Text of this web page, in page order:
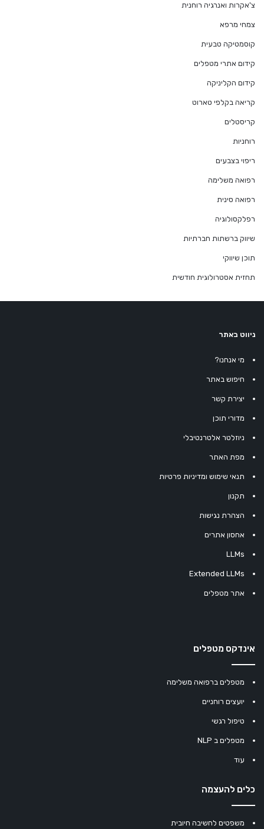
צ'אקרות ואנרגיה רוחנית
צמחי מרפא
קוסמטיקה טבעית
קידום אתרי מטפלים
קידום הקליניקה
קריאה בקלפי טארוט
קריסטלים
רוחניות
ריפוי בצבעים
רפואה משלימה
רפואה סינית
רפלקסולוגיה
שיווק ברשתות חברתיות
תוכן שיווקי
תחזית אסטרולוגית חודשית
ניווט באתר
מי אנחנו?
חיפוש באתר
יצירת קשר
מדורי תוכן
ניוזלטר אלטרנטיבלי
מפת האתר
תנאי שימוש ומדיניות פרטיות
תקנון
הצהרת נגישות
אחסון אתרים
LLMs
Extended LLMs
אתר מטפלים
אינדקס מטפלים
מטפלים ברפואה משלימה
יועצים רוחניים
טיפול רגשי
מטפלים ב NLP
עוד
כלים להעצמה
משפטים לחשיבה חיובית